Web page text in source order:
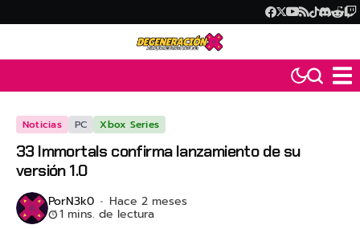
Noticias PC Xbox Series
33 Immortals confirma lanzamiento de su
versión 1.0
PorN3k0 Hace 2 meses
1 mins. de lectura